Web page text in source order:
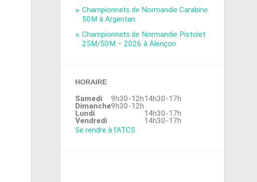
Championnats de Normandie Carabine
50M à Argentan
Championnats de Normandie Pistolet
25M/50M – 2026 à Alençon
HORAIRE
Samedi 9h30-12h14h30-17h
Dimanche9h30-12h
Lundi
14h30-17h
Vendredi
14h30-17h
Se rendre à l'ATCS